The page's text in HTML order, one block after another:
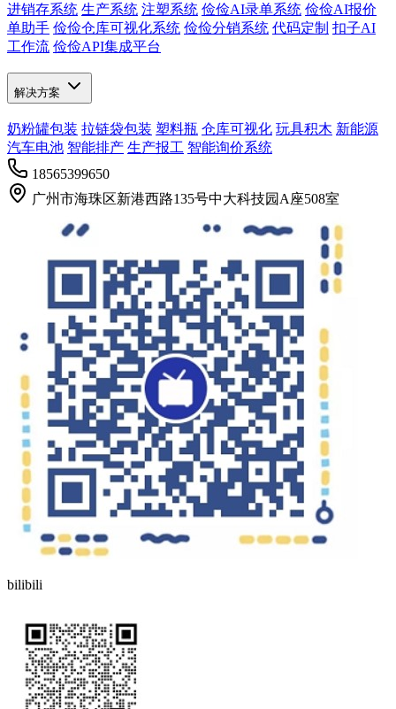
进销存系统 生产系统 注塑系统 俭俭AI录单系统 俭俭AI报价
单助手 俭俭仓库可视化系统 俭俭分销系统 代码定制 扣子AI
工作流 俭俭API集成平台
解决方案
奶粉罐包装 拉链袋包装 塑料瓶 仓库可视化 玩具积木 新能源
汽车电池 智能排产 生产报工 智能询价系统
18565399650
广州市海珠区新港西路135号中大科技园A座508室
bilibili